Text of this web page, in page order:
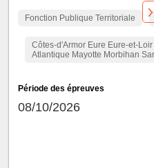
Fonction Publique Territoriale
Côtes-d'Armor Eure Eure-et-
Atlantique Mayotte Morbihan
Période des épreuves
08/10/2026